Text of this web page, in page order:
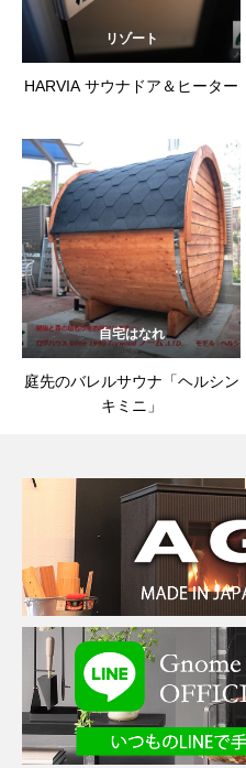
リゾート
HARVIA サウナドア＆ヒーター
自宅はなれ
庭先のバレルサウナ「ヘルシン
キミニ」